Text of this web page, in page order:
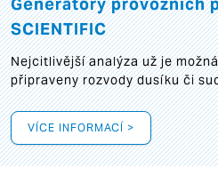
SCIENTIFIC
Nejcitlivější analýza už je
připraveny rozvody dusíku či
VÍCE INFORMACÍ >